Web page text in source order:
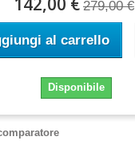
279,00 €
al carrello
Disponibile